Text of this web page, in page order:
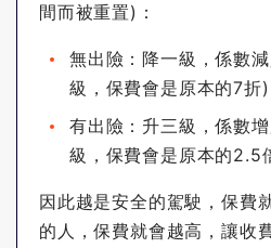
間而被重置)：
無出險：降一級，係數
級，保費會是原本的7折)
有出險：升三級，係數
級，保費會是原本的2.5
因此越是安全的駕駛，保費
的人，保費就會越高，讓收